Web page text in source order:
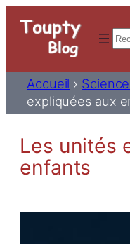
Accueil ›
expliquées aux
Les unités
enfants